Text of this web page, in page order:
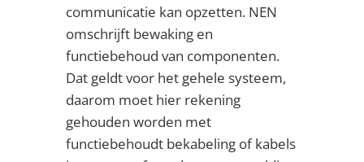
communicatie kan opzetten. NEN
omschrijft bewaking en
functiebehoud van componenten.
Dat geldt voor het gehele systeem,
daarom moet hier rekening
gehouden worden met
functiebehoudt bekabeling of kabels